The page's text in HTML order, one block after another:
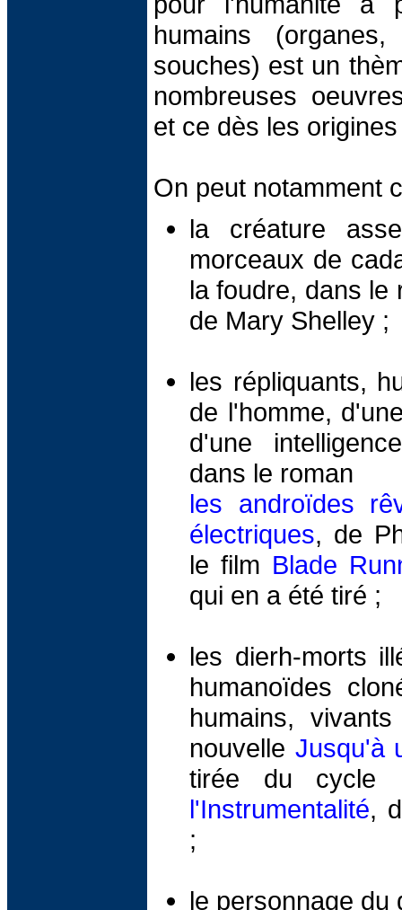
humains
souches) est un
nombreuses
et ce dès les
On peut notamment
la créature
morceaux de
la foudre, dans le
de Mary Shelley ;
les répliquants,
de l'homme,
d'une
dans le roman
les androïdes
électriques, de
le film Blade
qui en a été tiré ;
les dierh-morts
humanoïdes
humains,
nouvelle Jusqu'à
tirée du cycle
l'Instrumentalité,
;
le personnage du